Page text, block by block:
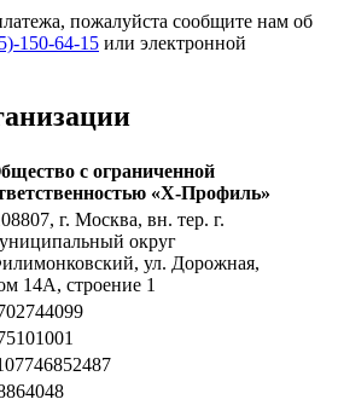
пожалуйста сообщите нам об
150-64-15 или электронной
с ограниченной
«Х-Профиль»
, г. Москва, вн. тер. г.
округ
ул. Дорожная,
14А, строение 1